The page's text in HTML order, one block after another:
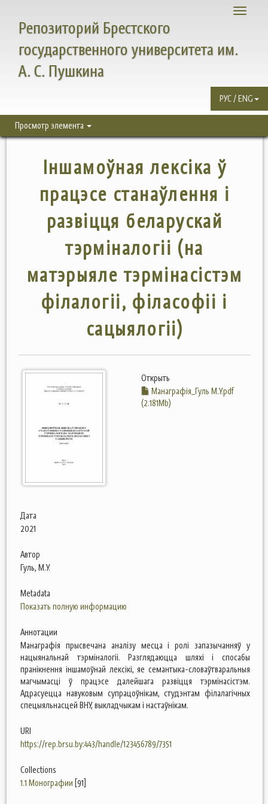
Toggle
Репозиторий Брестского
государственного университета им.
А. С. Пушкина
РУС / ENG
Просмотр элемента
Іншамоўная лексіка ў
працэсе станаўлення і
развіцця беларускай
тэрміналогіі (на
матэрыяле тэрмінасістэм
філалогіі, філасофіі і
сацыялогіі)
Открыть
Манаграфія_Гуль М.У.pdf
(2.181Mb)
Дата
2021
Автор
Гуль, М.У.
Metadata
Показать полную информацию
Аннотации
Манаграфія прысвечана аналізу месца і ролі запазычанняў у
нацыянальнай тэрміналогіі. Разглядаюцца шляхі і спосабы
пранікнення іншамоўнай лексікі, яе семантыка-словаўтваральныя
магчымасці ў працэсе далейшага развіцця тэрмінасістэм.
Адрасуецца навуковым супрацоўнікам, студэнтам філалагічных
спецыяльнасцей ВНУ, выкладчыкам і настаўнікам.
URI
https://rep.brsu.by:443/handle/123456789/7351
Collections
1.1 Монографии [91]